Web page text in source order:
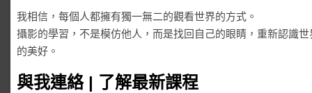
我相信，每個人都擁有獨一無二的觀看世界的方式。
攝影的學習，不是模仿他人，而是找回自己的眼睛，重新認識世
的美好。
與我連絡 | 了解最新課程